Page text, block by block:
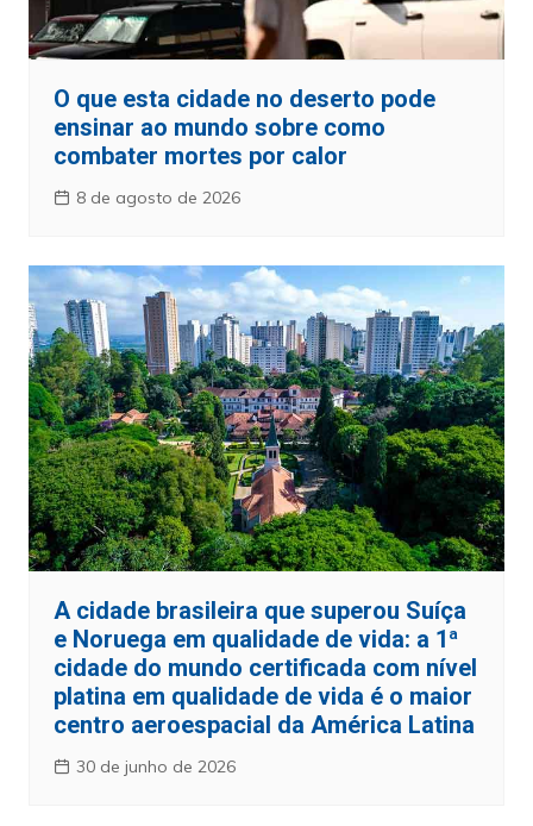
O que esta cidade no deserto pode
ensinar ao mundo sobre como
combater mortes por calor
8 de agosto de 2026
A cidade brasileira que superou Suíça
e Noruega em qualidade de vida: a 1ª
cidade do mundo certificada com nível
platina em qualidade de vida é o maior
centro aeroespacial da América Latina
30 de junho de 2026